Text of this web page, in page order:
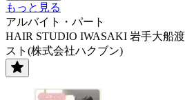
もっと見る
アルバイト・パート
HAIR STUDIO IWASAKI 岩手大船
スト(株式会社ハクブン)